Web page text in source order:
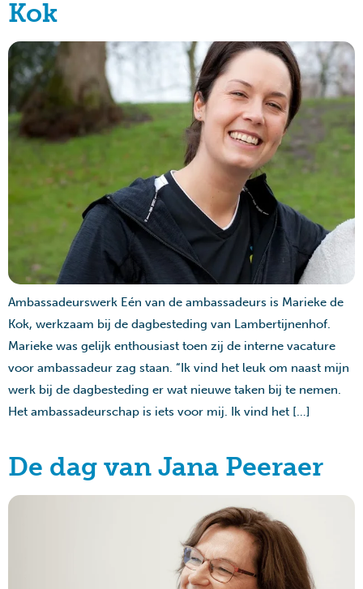
Kok
Ambassadeurswerk Eén van de ambassadeurs is Marieke de
Kok, werkzaam bij de dagbesteding van Lambertijnenhof.
Marieke was gelijk enthousiast toen zij de interne vacature
voor ambassadeur zag staan. “Ik vind het leuk om naast mijn
werk bij de dagbesteding er wat nieuwe taken bij te nemen.
Het ambassadeurschap is iets voor mij. Ik vind het […]
De dag van Jana Peeraer